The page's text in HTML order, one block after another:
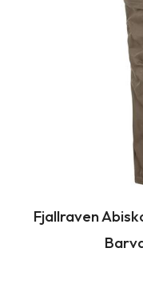
Fjallraven